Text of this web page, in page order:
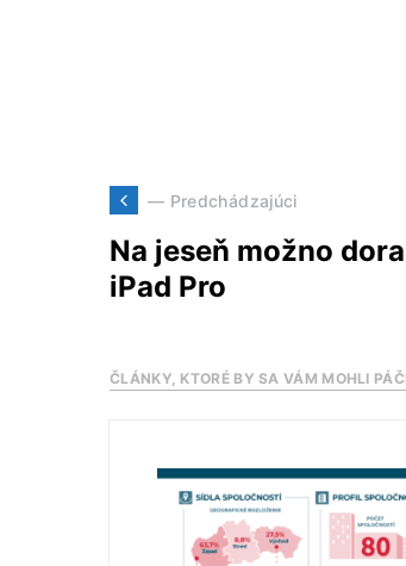
— Predchádzajúci
Na jeseň možno
iPad Pro
ČLÁNKY, KTORÉ BY SA VÁM MOHLI